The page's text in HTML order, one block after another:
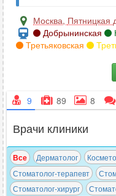
Москва, Пятницкая
Добрынинская
Третьяковская
9 89 8
Врачи клиники
Все Дерматолог
Стоматолог-терапевт
Стоматолог-хирург